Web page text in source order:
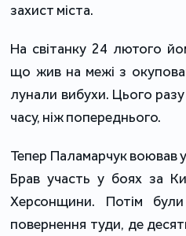
захист міста.
На світанку 24 лютого
що жив на межі з
лунали вибухи. Цього
часу, ніж попереднього.
Тепер Паламарчук воював
Брав участь у боях за
Херсонщини. Потім
повернення туди, де